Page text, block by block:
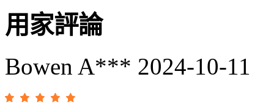
用家評論
Bowen A*** 2024-10-11